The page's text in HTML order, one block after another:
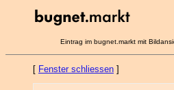
Eintrag im bugnet.markt mit
[ Fenster schliessen ]